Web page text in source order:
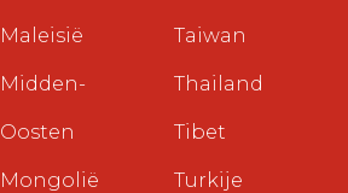
Maleisië
Midden-
Oosten
Mongolië
Taiwan
Thailand
Tibet
Turkije